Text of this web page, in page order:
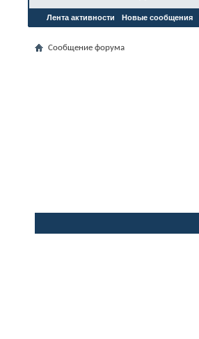
Лента активности Новые сообщения
Сообщение форума